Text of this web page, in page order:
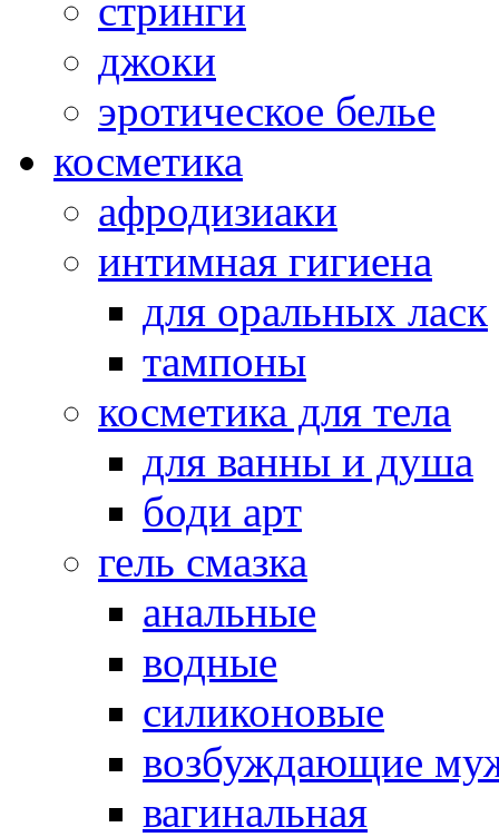
стринги
джоки
эротическое белье
косметика
афродизиаки
интимная гигиена
для оральных ласк
тампоны
косметика для тела
для ванны и душа
боди арт
гель смазка
анальные
водные
силиконовые
возбуждающие
вагинальная